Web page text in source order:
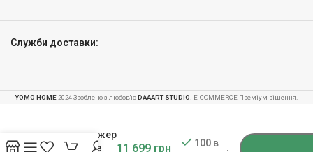
Служби доставки:
YOMO HOME 2024 Зроблено з любов'юDAAART STUDIO . E-COMMERCE Преміум рішення.
Велотренажер
Rebel Active
11 699 грн
100 в